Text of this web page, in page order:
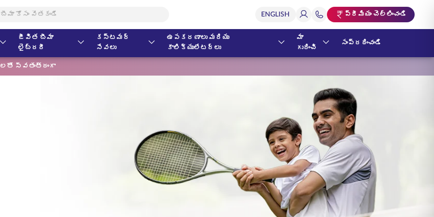
ప్రీమియం చెల్లించండి
జీవిత బీమా
లైబ్రరీ
కస్టమర్
సేవలు
ఉపకరణాలు మరియు
కాలిక్యులేటర్లు
మా
గురించి
సంప్రదించండి
స్వతంత్రంగా